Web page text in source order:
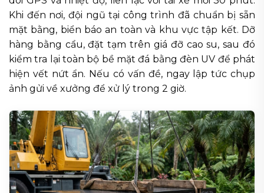
Khi đến nơi, đội ngũ tại công trình đã chuẩn bị sẵn
mặt bằng, biển báo an toàn và khu vực tập kết. Dỡ
hàng bằng cẩu, đặt tạm trên giá đỡ cao su, sau đó
kiểm tra lại toàn bộ bề mặt đá bằng đèn UV để phát
hiện vết nứt ẩn. Nếu có vấn đề, ngay lập tức chụp
ảnh gửi về xưởng để xử lý trong 2 giờ.